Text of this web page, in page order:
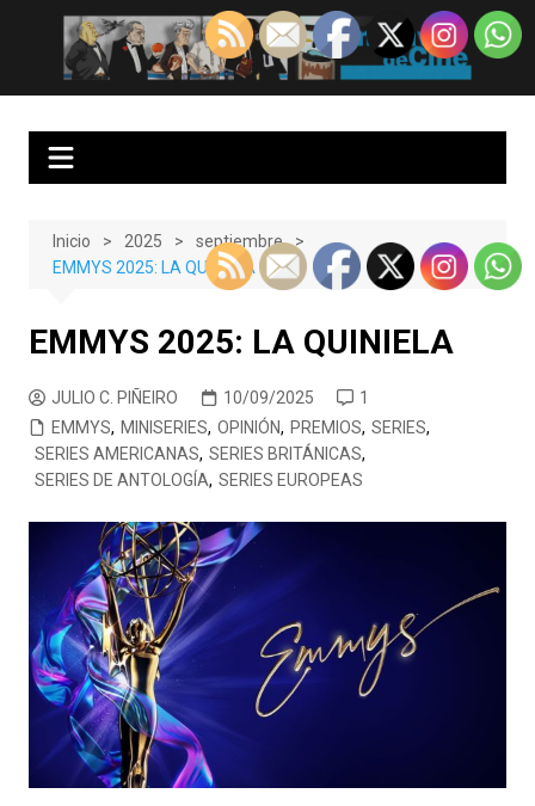
contenido
EnClave de Cine
Crítica cinematográfica y audiovisual. Punto de encuentro para los
Inicio 2025
septiembre
EMMYS 2025: LA QUINIELA
EMMYS 2025: LA QUINIELA
JULIO C. PIÑEIRO 10/09/2025
1
EMMYS, MINISERIES, OPINIÓN, PREMIOS, SERIES,
SERIES AMERICANAS, SERIES BRITÁNICAS,
SERIES DE ANTOLOGÍA, SERIES EUROPEAS